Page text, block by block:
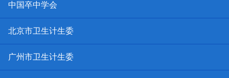
中国卒中学会
北京市卫生计生委
广州市卫生计生委